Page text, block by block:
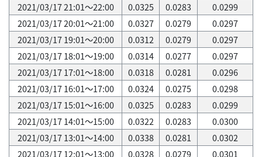
2021/03/17 21:01～22:00
0.0325 0.0283
0.0299
2021/03/17 20:01～21:00
0.0327 0.0279
0.0297
2021/03/17 19:01～20:00
0.0312 0.0279
0.0297
2021/03/17 18:01～19:00
0.0314 0.0277
0.0297
2021/03/17 17:01～18:00
0.0318 0.0281
0.0296
2021/03/17 16:01～17:00
0.0324 0.0275
0.0298
2021/03/17 15:01～16:00
0.0325 0.0283
0.0299
2021/03/17 14:01～15:00
0.0322 0.0283
0.0300
2021/03/17 13:01～14:00
0.0338 0.0281
0.0302
2021/03/17 12:01～13:00
0.0328 0.0279
0.0301